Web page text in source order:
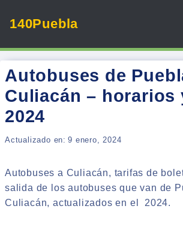
140Puebla
Autobuses de
Culiacán – horarios
2024
Actualizado en: 9 enero, 2024
Autobuses a Culiacán, tarifas de
salida de los autobuses que van de
Culiacán, actualizados en el 2024.